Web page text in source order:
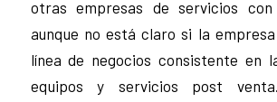
otras empresas de servicios
aunque no está claro si la
línea de negocios consistente en
equipos y servicios post